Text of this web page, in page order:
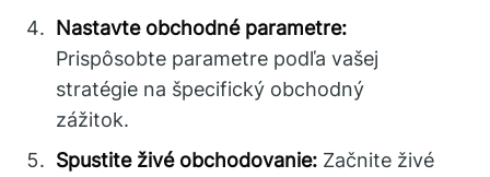
Nastavte obchodné parametre:
Prispôsobte parametre podľa vašej
stratégie na špecifický obchodný
zážitok.
Spustite živé obchodovanie: Začnite živé